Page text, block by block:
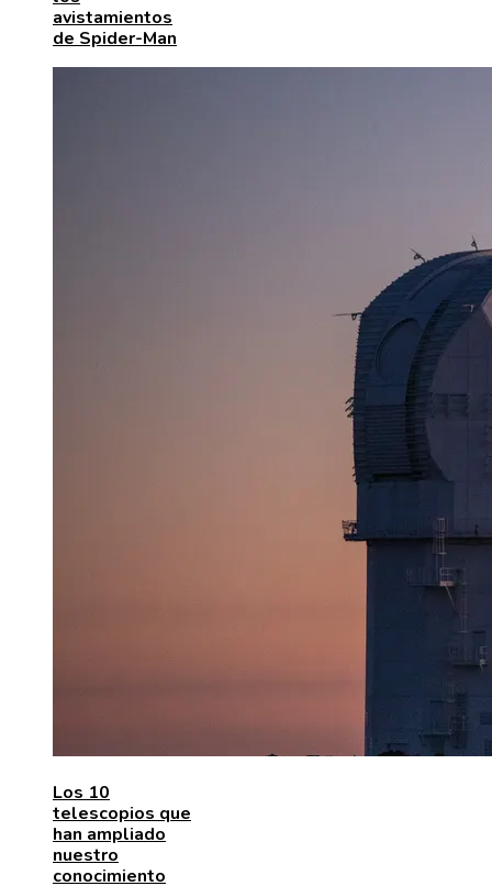
avistamientos
de Spider-Man
Los 10
telescopios que
han ampliado
nuestro
conocimiento